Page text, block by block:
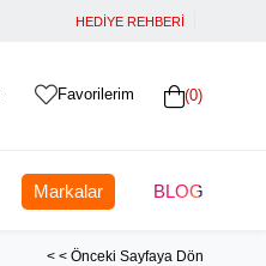
HEDİYE REHBERİ
0
Favorilerim
Markalar BLOG
< < Önceki Sayfaya Dön